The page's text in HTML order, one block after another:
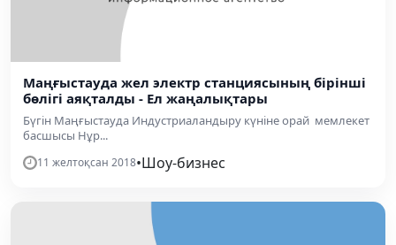
Маңғыстауда жел электр станциясының бірінші
бөлігі аяқталды - Ел жаңалықтары
Бүгін Маңғыстауда Индустриаландыру күніне орай мемлекет
басшысы Нұр...
11 желтоқсан 2018•Шоу-бизнес